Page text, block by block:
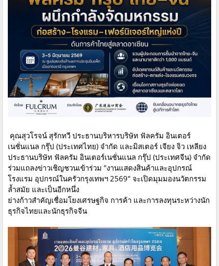
คุณสุวโรจน์ สุรักทวี ประธานบริหารบริษัท ฟัลครัม อินเตอร์
เนชั่นแนล กรุ๊ป (ประเทศไทย) จำกัด และมิสเตอร์ เจียง จิว เหลียง
ประธานบริษัท ฟัลครัม อินเตอร์เนชั่นแนล กรุ๊ป (ประเทศจีน) จำกัด
ร่วมแถลงข่าวเชิญชวนเข้าร่วม "งานแสดงสินค้าและอุปกรณ์
โรงแรม อุปกรณ์ในครัวกรุงเทพฯ 2569" จะเปิดมุมมองนวัตกรรม
ล้ำสมัย และเป็นอีกหนึ่ง
ย่างก้าวสำคัญเชื่อมโยงเศรษฐกิจ การค้า และการลงทุนระหว่างนัก
ธุรกิจไทยและนักธุรกิจจีน